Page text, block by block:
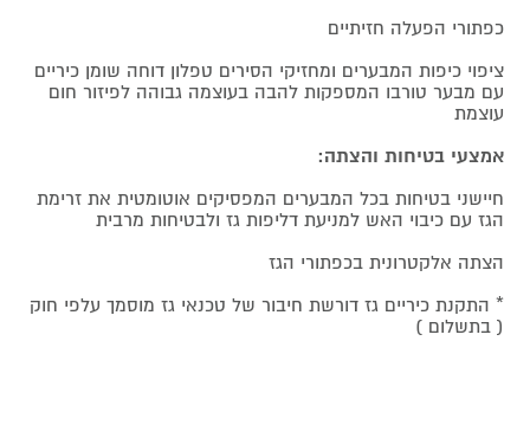
כפתורי הפעלה חזיתיים
ציפוי כיפות המבערים ומחזיקי הסירים טפלון דוחה שומן כיריים
עם מבער טורבו המספקות להבה בעוצמה גבוהה לפיזור חום
עוצמת
אמצעי בטיחות והצתה:
חיישני בטיחות בכל המבערים המפסיקים אוטומטית את זרימת
הגז עם כיבוי האש למניעת דליפות גז ולבטיחות מרבית
הצתה אלקטרונית בכפתורי הגז
* התקנת כיריים גז דורשת חיבור של טכנאי גז מוסמך עלפי חוק
( בתשלום )